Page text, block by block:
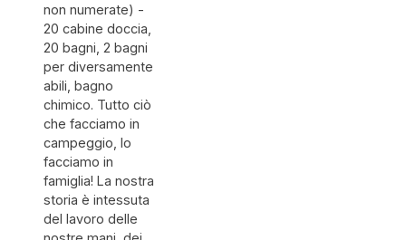
non numerate) -
20 cabine doccia,
20 bagni, 2 bagni
per diversamente
abili, bagno
chimico. Tutto ciò
che facciamo in
campeggio, lo
facciamo in
famiglia! La nostra
storia è intessuta
del lavoro delle